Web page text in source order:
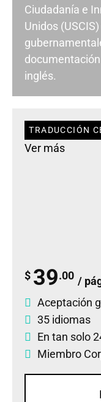
Ciudadanía e
Unidos
inglés.
TRADUCCIÓN
Ver más
$ 39.00 /
Aceptación
35 idiomas
En tan solo
Miembro